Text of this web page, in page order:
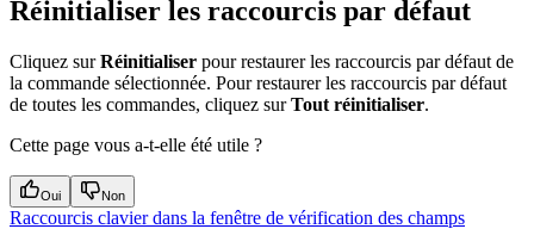
Réinitialiser les raccourcis par défaut
Cliquez surRéinitialiser pour restaurer les raccourcis par défaut de
la commande sélectionnée. Pour restaurer les raccourcis par défaut
de toutes les commandes, cliquez surTout réinitialiser.
Cette page vous a-t-elle été utile ?
Oui Non
Raccourcis clavier dans la fenêtre de vérification des champs